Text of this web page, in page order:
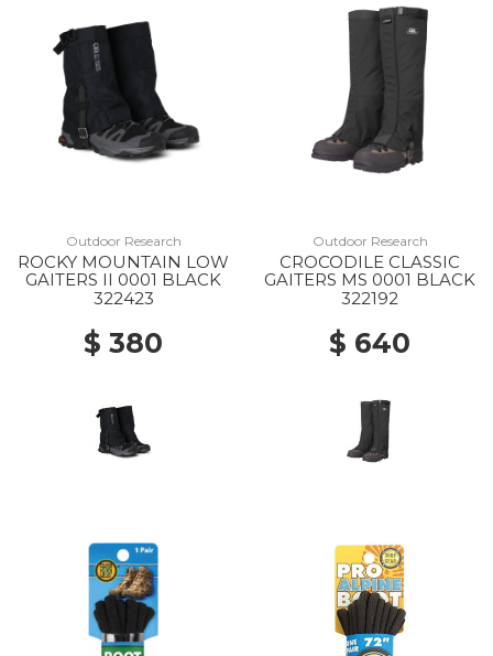
Outdoor Research
ROCKY MOUNTAIN LOW
GAITERS II 0001 BLACK
322423
$ 380
Outdoor Research
CROCODILE CLASSIC
GAITERS MS 0001 BLACK
322192
$ 640